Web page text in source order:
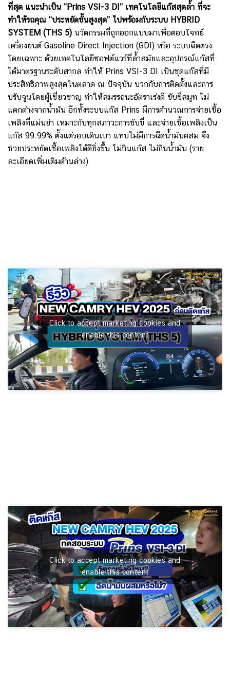
ที่สุด แนะนำเป็น “Prins VSI-3 DI” เทคโนโลยีแก๊สสุดล้ำ ที่จะ
ทำให้รถคุณ “ประหยัดขั้นสูงสุด” ไปพร้อมกับระบบ HYBRID
SYSTEM (THS 5) นวัตกรรมที่ถูกออกแบบมาเพื่อตอบโจทย์
เครื่องยนต์ Gasoline Direct Injection (GDI) หรือ ระบบฉีดตรง
โดยเฉพาะ ด้วยเทคโนโลยีซอฟต์แวร์ที่ล้ำสมัยและอุปกรณ์แก๊สที่
ได้มาตรฐานระดับสากล ทำให้ Prins VSI-3 DI เป็นชุดแก๊สที่มี
ประสิทธิภาพสูงสุดในตลาด ณ ปัจจุบัน บวกกับการติดตั้งและการ
ปรับจูนโดยผู้เชี่ยวชาญ ทำให้สมรรถนะอัตราเร่งดี ขับขี่สมูท ไม่
แตกต่างจากน้ำมัน อีกทั้งระบบแก๊ส Prins มีการคำนวณการจ่ายเชื้อ
เพลิงที่แม่นยำ เหมาะกับทุกสภาวะการขับขี่ และจ่ายเชื้อเพลิงเป็น
แก๊ส 99.99% ตั้งแต่รอบเดินเบา แทบไม่มีการฉีดน้ำมันผสม จึง
ช่วยประหยัดเชื้อเพลิงได้ดียิ่งขึ้น ไม่กินแก๊ส ไม่กินน้ำมัน (ราย
ละเอียดเพิ่มเติมด้านล่าง)
Click to accept marketing cookies and
enable this content
Click to accept marketing cookies and
enable this content